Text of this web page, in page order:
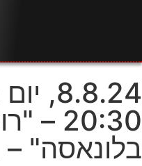
20:30
בלונאסה" –